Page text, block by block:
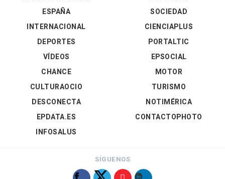
ESPAÑA
INTERNACIONAL
DEPORTES
VÍDEOS
SOCIEDAD
CIENCIAPLUS
PORTALTIC
EPSOCIAL
CHANCE
CULTURAOCIO
DESCONECTA
EPDATA.ES
INFOSALUS
MOTOR
TURISMO
NOTIMÉRICA
CONTACTOPHOTO
SÍGUENOS